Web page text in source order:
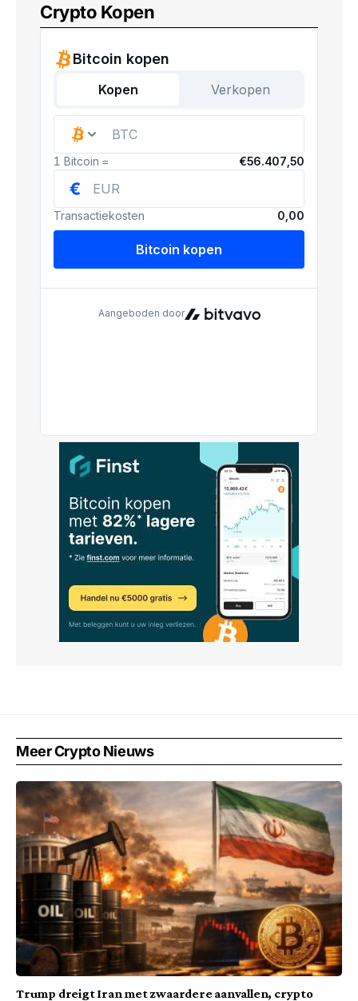
Crypto Kopen
Meer Crypto Nieuws
Trump dreigt Iran met zwaardere aanvallen, crypto